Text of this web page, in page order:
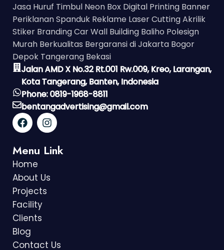
Jasa Huruf Timbul Neon Box Digital Printing Banner
Periklanan Spanduk Reklame Laser Cutting Akrilik
Stiker Branding Car Wall Building Baliho Polesign
Murah Berkualitas Bergaransi di Jakarta Bogor
Depok Tangerang Bekasi
Jalan AMD X No.32 Rt.001 Rw.009, Kreo, Larangan,
Kota Tangerang, Banten, Indonesia
Phone: 0819-1968-8811
bentangadvertising@gmail.com
Menu Link
Home
About Us
Projects
Facility
Clients
Blog
Contact Us